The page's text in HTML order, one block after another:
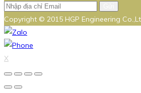
Copyright © 2015 HGP Engineering
X